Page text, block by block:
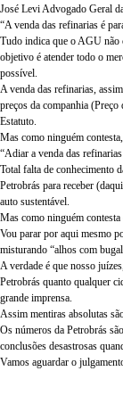
José Levi Advogado Geral
“A venda das refinarias é
Tudo indica que o AGU não
objetivo é atender todo o
possível.
A venda das refinarias,
preços da companhia
Estatuto.
Mas como ninguém
“Adiar a venda das
Total falta de conhecimento
Petrobrás para receber
auto sustentável.
Mas como ninguém
Vou parar por aqui mesmo
misturando “alhos com
A verdade é que nosso
Petrobrás quanto qualquer
grande imprensa.
Assim mentiras absolutas
Os números da Petrobrás
conclusões desastrosas
Vamos aguardar o